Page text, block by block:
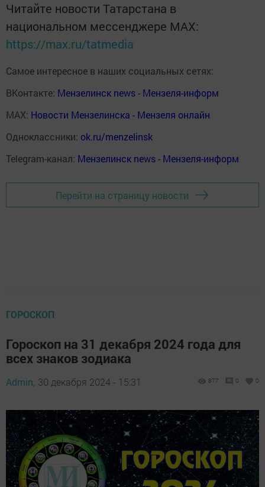
Читайте новости Татарстана в
национальном мессенджере MАХ:
https://max.ru/tatmedia
Самое интересное в наших социальных сетях:
ВКонтакте: Мензелинск news - Мензеля-информ
MAX: Новости Мензелинска - Мензеля онлайн
Одноклассники: ok.ru/menzelinsk
Telegram-канал: Мензелинск news - Мензеля-информ
Перейти на страницу новости
ГОРОСКОП
Гороскоп на 31 декабря 2024 года для
всех знаков зодиака
Admin, 30 декабря 2024 - 15:31 877 0 0